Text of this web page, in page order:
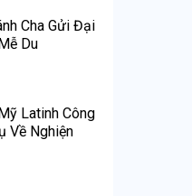
Cha Gửi Đại
Du
Latinh Công
Về Nghiện